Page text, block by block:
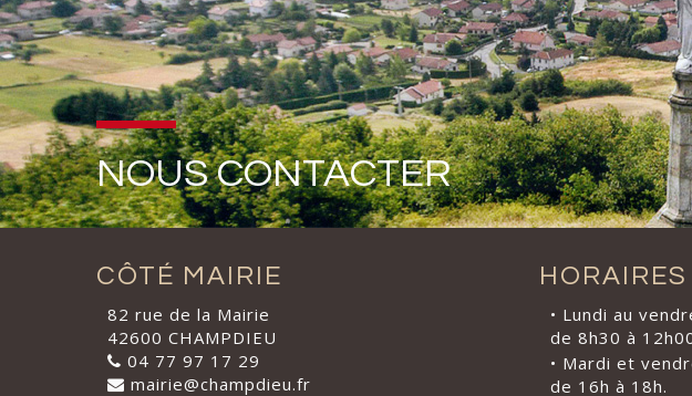
NOUS CONTACTER
CÔTÉ MAIRIE
82 rue de la Mairie
42600 CHAMPDIEU
04 77 97 17 29
mairie@champdieu.fr
• Lundi au
de 8h30 à
• Mardi et
de 16h à 18h.